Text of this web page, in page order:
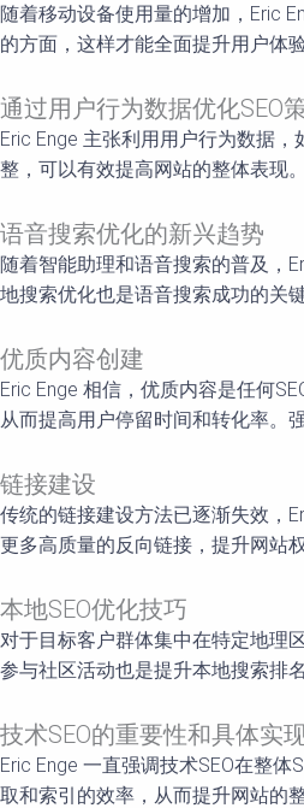
随着移动设备使用量的增加，Eric
的方面，这样才能全面提升用户体
通过用户行为数据优化SEO
Eric Enge 主张利用用户行为数据
整，可以有效提高网站的整体表现。
语音搜索优化的新兴趋势
随着智能助理和语音搜索的普及，
地搜索优化也是语音搜索成功的关键
优质内容创建
Eric Enge 相信，优质内容是任何
从而提高用户停留时间和转化率。
链接建设
传统的链接建设方法已逐渐失效，
更多高质量的反向链接，提升网站权
本地SEO优化技巧
对于目标客户群体集中在特定地理
参与社区活动也是提升本地搜索排
技术SEO的重要性和具体实
Eric Enge 一直强调技术SEO在整
取和索引的效率，从而提升网站的整